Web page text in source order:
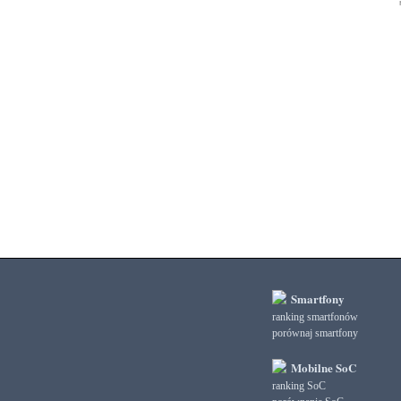
3DMark Wild Life Extreme UnlimitedSmartfony
ranking smartfonów
porównaj smartfony
Mobilne SoC
ranking SoC